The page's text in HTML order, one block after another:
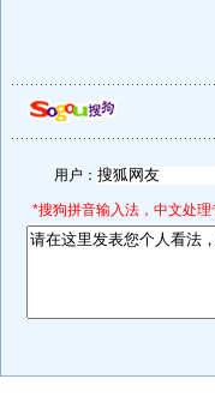
用户：
*搜狗拼音输入法，中文处理